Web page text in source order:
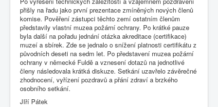
přišly na řadu jako první prezentace zmíněných nových členů
komise. Pověření zástupci těchto zemí ostatním členům
představily vlastní muzea požární ochrany. Po krátké pauze
byla další na pořadu jednání otázka akreditace (certifikace)
muzeí a sbírek. Zde se jednalo o snížení platnosti certifikátu z
původních deseti na sedm let. Po představení muzea požární
ochrany v německé Fuldě a vznesení dotazů na jednotlivé
členy následovala krátká diskuze. Setkání uzavřelo závěrečné
zhodnocení, vyřízení pozdravů a přání zdraví a brzkého
osobního setkání.
JIří Pátek